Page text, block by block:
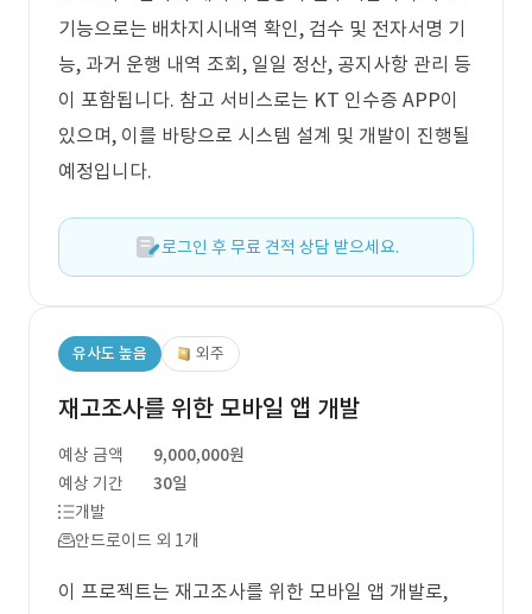
기능으로는 배차지시내역 확인, 검수 및 전자서명 기
능, 과거 운행 내역 조회, 일일 정산, 공지사항 관리 등
이 포함됩니다. 참고 서비스로는 KT 인수증 APP이
있으며, 이를 바탕으로 시스템 설계 및 개발이 진행될
예정입니다.
로그인 후 무료 견적 상담 받으세요.
유사도 높음 외주
재고조사를 위한 모바일 앱 개발
예상 금액
9,000,000원
예상 기간
30일
개발
안드로이드 외 1개
이 프로젝트는 재고조사를 위한 모바일 앱 개발로,